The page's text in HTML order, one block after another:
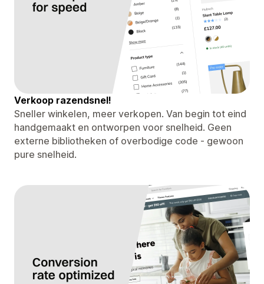
Verkoop razendsnel!
Sneller winkelen, meer verkopen. Van begin tot eind
handgemaakt en ontworpen voor snelheid. Geen
externe bibliotheken of overbodige code - gewoon
pure snelheid.